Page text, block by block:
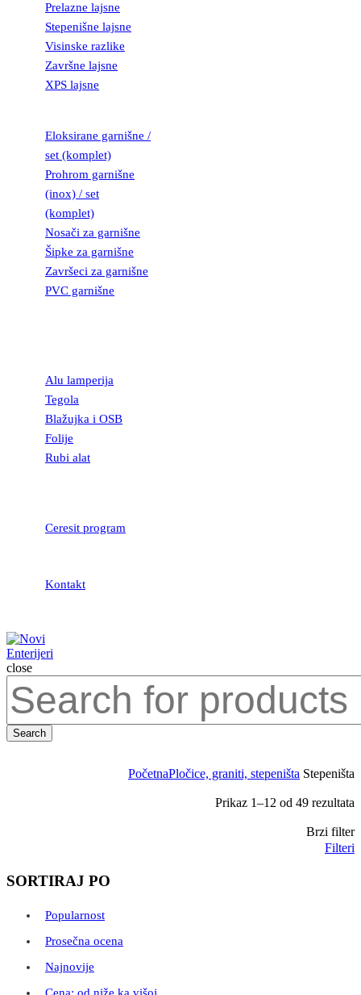
Prelazne lajsne
Stepenišne lajsne
Visinske razlike
Završne lajsne
XPS lajsne
Eloksirane garnišne /
set (komplet)
Prohrom garnišne
(inox) / set
(komplet)
Nosači za garnišne
Šipke za garnišne
Završeci za garnišne
PVC garnišne
Alu lamperija
Tegola
Blažujka i OSB
Folije
Rubi alat
Ceresit program
Kontakt
close
for:
Search
PočetnaPločice, graniti, stepeništa Stepeništa
Prikaz 1–12 od 49 rezultata
Brzi filter
Filteri
SORTIRAJ PO
Popularnost
Prosečna ocena
Najnovije
Cena: od niže ka višoj